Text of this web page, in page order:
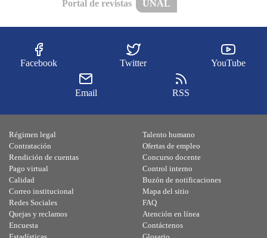
Portal de revistas UNAL
Facebook Twitter YouTube
Email RSS
Régimen legal
Contratación
Rendición de cuentas
Pago virtual
Calidad
Talento humano
Ofertas de empleo
Concurso docente
Control interno
Buzón de notificaciones
Correo institucional
Redes Sociales
Quejas y reclamos
Encuesta
Mapa del sitio
FAQ
Atención en línea
Contáctenos